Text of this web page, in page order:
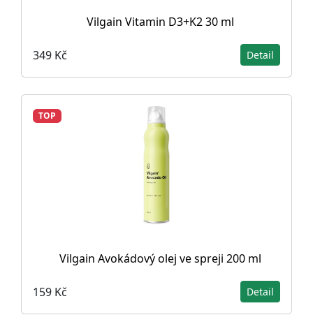
Vilgain Vitamin D3+K2 30 ml
349 Kč Detail
TOP
Vilgain Avokádový olej ve spreji 200 ml
159 Kč Detail